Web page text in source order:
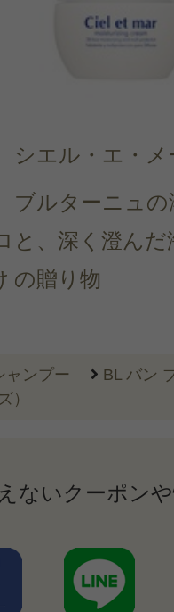
シエル・エ・メ
ブルターニュの
と、深く澄んだ
の贈り物
ャンプー
BL バン
）
ないクーポン